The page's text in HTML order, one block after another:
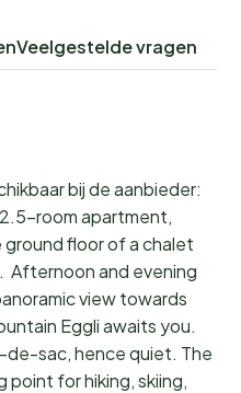
Veelgestelde vragen
bij de aanbieder:
room apartment,
floor of a chalet
Afternoon and evening
view towards
Eggli awaits you.
de-sac, hence quiet. The
point for hiking, skiing,